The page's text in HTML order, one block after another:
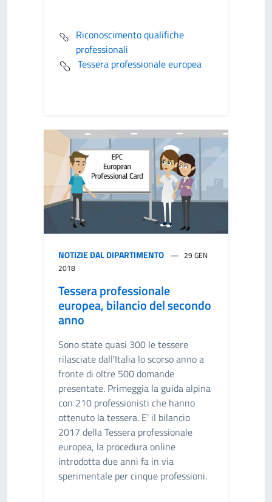
Riconoscimento qualifiche
professionali
Tessera professionale europea
NOTIZIE DAL DIPARTIMENTO
29 GEN
2018
Tessera professionale
europea, bilancio del secondo
anno
Sono state quasi 300 le tessere
rilasciate dall'Italia lo scorso anno a
fronte di oltre 500 domande
presentate. Primeggia la guida alpina
con 210 professionisti che hanno
ottenuto la tessera. E' il bilancio
2017 della Tessera professionale
europea, la procedura online
introdotta due anni fa in via
sperimentale per cinque professioni.